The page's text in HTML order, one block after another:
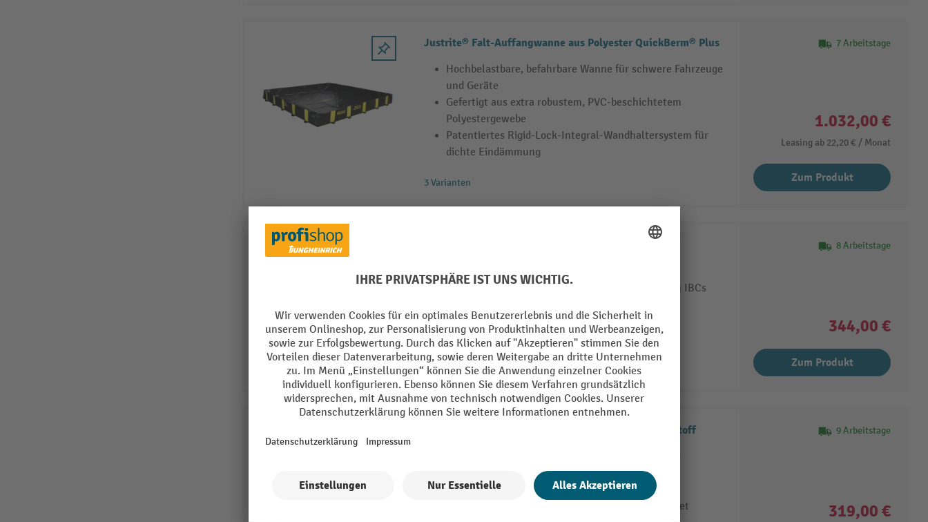
Justrite® Falt-Auffangwanne aus Polyester QuickBerm® Plus
Hochbelastbare, befahrbare Wanne für schwere Fahrzeuge
und Geräte
Gefertigt aus extra robustem, PVC-beschichtetem
Polyestergewebe
Patentiertes Rigid-Lock-Integral-Wandhaltersystem für
dichte Eindämmung
3 Varianten
7 Arbeitstage
1.032,00 €
Leasing ab 22,20 € / Monat
Zum Produkt
Faltbare Auffangwanne aus robustem PVC
Zum Lagern von Kleingebinden, Fässern bis hin zu IBCs
9 Varianten
8 Arbeitstage
344,00 €
Zum Produkt
Denios Faltbare Mehrweg-Auffangwanne aus Kunststoff
Robuster Kunststoff für langanhaltende Nutzung
Wiederverwendbar und umweltfreundlich gestaltet
9 Arbeitstage
319,00 €